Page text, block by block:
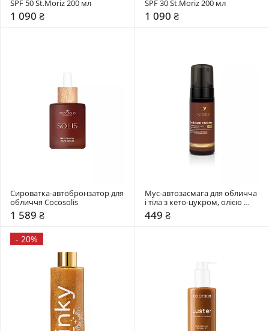
1 090 ₴ 1 090 ₴
Сироватка-автобронзатор для
обличчя Cocosolis
1 589 ₴
Мус-автозасмага для обличча
і тіла з кето-цукром, олією
авокадо, жожоба Soika
449 ₴
- 20%